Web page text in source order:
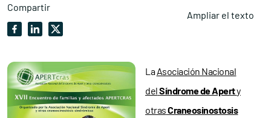
Compartir
Ampliar el texto
La Asociación Nacional
delSíndrome de Aperty
otrasCraneosinostosis